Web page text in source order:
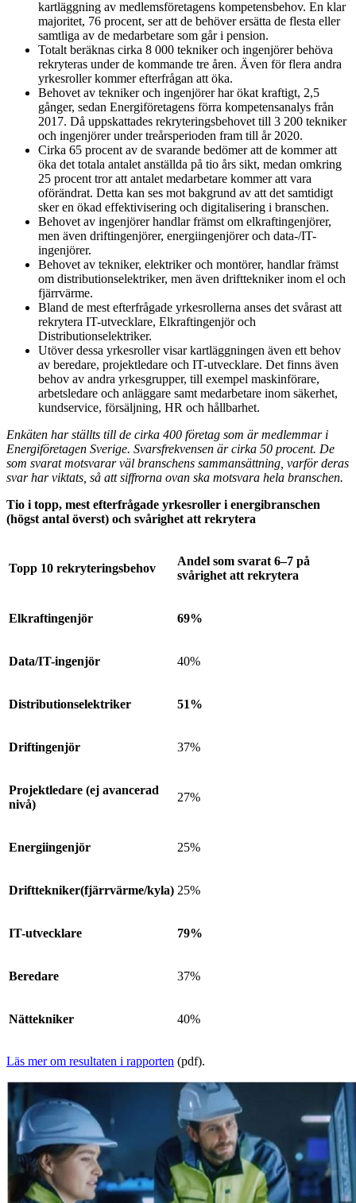
kartläggning av medlemsföretagens kompetens­behov. En klar
majoritet, 76 procent, ser att de behöver ersätta de flesta eller
samtliga av de medarbetare som går i pension.
Totalt beräknas cirka 8 000 tekniker och ingenjörer behöva
rekryteras under de kommande tre åren. Även för flera andra
yrkesroller kommer efterfrågan att öka.
Behovet av tekniker och ingenjörer har ökat kraftigt, 2,5
gånger, sedan Energiföretagens förra kompetensanalys från
2017. Då uppskattades rekryteringsbehovet till 3 200 tekniker
och ingenjörer under treårsperioden fram till år 2020.
Cirka 65 procent av de svarande bedömer att de kommer att
öka det totala antalet anställda på tio års sikt, medan omkring
25 procent tror att antalet medarbetare kommer att vara
oförändrat. Detta kan ses mot bakgrund av att det samtidigt
sker en ökad effektivisering och digitalisering i branschen.
Behovet av ingenjörer handlar främst om elkraftingenjörer,
men även driftingenjörer, energiingenjörer och data-/IT-
ingenjörer.
Behovet av tekniker, elektriker och montörer, handlar främst
om distributionselektriker, men även drifttekniker inom el och
fjärrvärme.
Bland de mest efterfrågade yrkesrollerna anses det svårast att
rekrytera IT-utvecklare, Elkraftingenjör och
Distributionselektriker.
Utöver dessa yrkesroller visar kartläggningen även ett behov
av beredare, projektledare och IT-utvecklare. Det finns även
behov av andra yrkesgrupper, till exempel maskinförare,
arbetsledare och anläggare samt medarbetare inom säkerhet,
kundservice, försäljning, HR och hållbarhet.
Enkäten har ställts till de cirka 400 företag som är medlemmar i
Energiföretagen Sverige. Svarsfrekvensen är cirka 50 procent. De
som svarat motsvarar väl branschens sammansättning, varför deras
svar har viktats, så att siffrorna ovan ska motsvara hela branschen.
Tio i topp, mest efterfrågade yrkesroller i energibranschen
(högst antal överst) och svårighet att rekrytera
Topp 10 rekryteringsbehov
Andel som svarat6–7 på
svårighet att rekrytera
Elkraftingenjör 69%
Data/IT-ingenjör 40%​
Distributionselektriker 51%
Driftingenjör 37%​
Projektledare (ej avancerad
nivå)
27%​
Energiingenjör 25%​
Drifttekniker(fjärrvärme/kyla) 25%​
IT-utvecklare 79%
Beredare 37%​
Nättekniker 40%​
Läs mer om resultaten i rapporten (pdf).